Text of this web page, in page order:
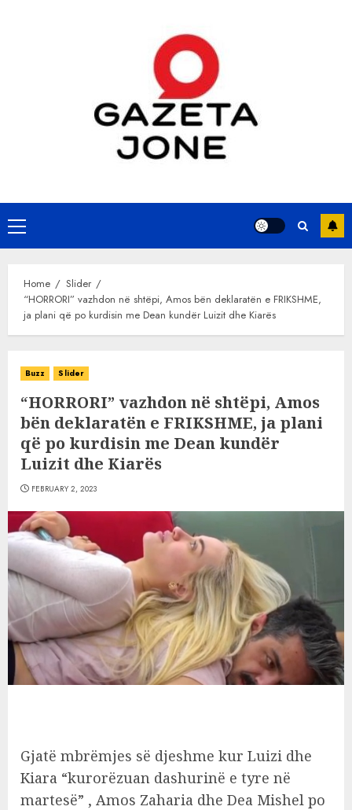
Primary
Menu
Home
Slider
“HORRORI” vazhdon në shtëpi, Amos bën deklaratën e FRIKSHME,
ja plani që po kurdisin me Dean kundër Luizit dhe Kiarës
Buzz Slider
“HORRORI” vazhdon në shtëpi, Amos
bën deklaratën e FRIKSHME, ja plani
që po kurdisin me Dean kundër
Luizit dhe Kiarës
FEBRUARY 2, 2023
Gjatë mbrëmjes së djeshme kur Luizi dhe
Kiara “kurorëzuan dashurinë e tyre në
martesë” , Amos Zaharia dhe Dea Mishel po